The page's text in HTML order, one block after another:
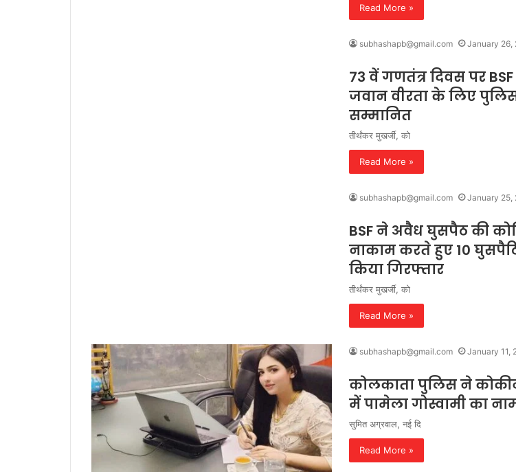
Read More »
subhashapb@gmail.com
January 26,
73 वें गणतंत्र दिवस पर
जवान वीरता के लिए
सम्मानित
तीर्थंकर मुखर्जी, को
Read More »
subhashapb@gmail.com
January 25,
BSF ने अवैध घुसपैठ की
नाकाम करते हुए 10
किया गिरफ्तार
तीर्थंकर मुखर्जी, को
Read More »
subhashapb@gmail.com
January 11,
कोलकाता पुलिस ने
में पामेला गोस्वामी का
सुमित अग्रवाल, नई दि
Read More »